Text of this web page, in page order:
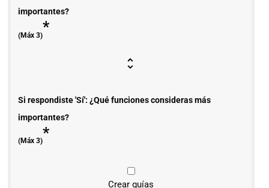
importantes?
(Máx 3)*
Si respondiste 'Sí': ¿Qué funciones consideras más
importantes?
(Máx 3)*
Crear guías